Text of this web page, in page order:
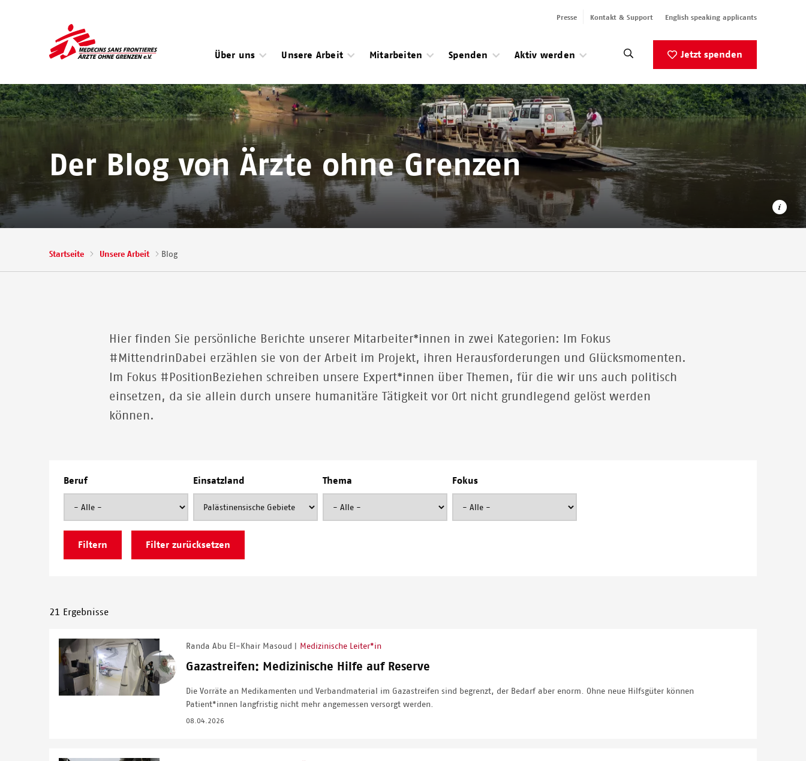
Über uns
Unsere Arbeit Mitarbeiten Spenden Aktiv werden
Presse Kontakt & Support English speaking applicants
Jetzt spenden
Image
© MSF
Der Blog von Ärzte ohne Grenzen
Pfadnavigation
Startseite Unsere Arbeit Blog
Hier finden Sie persönliche Berichte unserer Mitarbeiter*innen in zwei Kategorien: Im Fokus
#MittendrinDabei erzählen sie von der Arbeit im Projekt, ihren Herausforderungen und Glücksmomenten.
Im Fokus #PositionBeziehen schreiben unsere Expert*innen über Themen, für die wir uns auch politisch
einsetzen, da sie allein durch unsere humanitäre Tätigkeit vor Ort nicht grundlegend gelöst werden
können.
Beruf Einsatzland Thema Fokus
21 Ergebnisse
Image
Randa Abu El-Khair Masoud Medizinische Leiter*in
Gazastreifen: Medizinische Hilfe auf Reserve
Die Vorräte an Medikamenten und Verbandmaterial im Gazastreifen sind begrenzt, der Bedarf aber enorm. Ohne neue Hilfsgüter können
Patient*innen langfristig nicht mehr angemessen versorgt werden.
08.04.2026